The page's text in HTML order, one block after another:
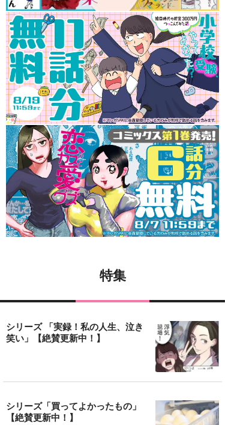
特集
シリーズ 「実録！私の人生、泣き
笑い」【絶賛更新中！】
シリーズ「買ってよかったもの」
【絶賛更新中！】